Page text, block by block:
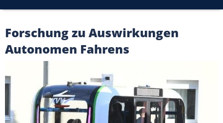
Forschung zu Auswirkungen
Autonomen Fahrens